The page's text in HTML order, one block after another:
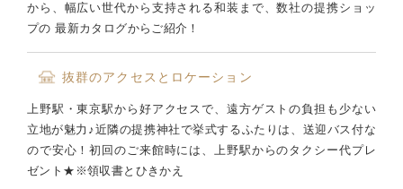
から、幅広い世代から支持される和装まで、数社の提携ショッ
プの 最新カタログからご紹介！
抜群のアクセスとロケーション
上野駅・東京駅から好アクセスで、遠方ゲストの負担も少ない
立地が魅力♪近隣の提携神社で挙式するふたりは、送迎バス付な
ので安心！初回のご来館時には、上野駅からのタクシー代プレ
ゼント★※領収書とひきかえ